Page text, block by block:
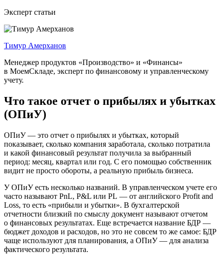
Эксперт статьи
Тимур Амерханов
Менеджер продуктов «Производство» и «Финансы»
в МоемСкладе, эксперт по финансовому и управленческому
учету.
Что такое отчет о прибылях и убытках
(ОПиУ)
ОПиУ — это отчет о прибылях и убытках, который
показывает, сколько компания заработала, сколько потратила
и какой финансовый результат получила за выбранный
период: месяц, квартал или год. С его помощью собственник
видит не просто обороты, а реальную прибыль бизнеса.
У ОПиУ есть несколько названий. В управленческом учете его
часто называют PnL, P&L или PL — от английского Profit and
Loss, то есть «прибыли и убытки». В бухгалтерской
отчетности близкий по смыслу документ называют отчетом
о финансовых результатах. Еще встречается название БДР —
бюджет доходов и расходов, но это не совсем то же самое: БДР
чаще используют для планирования, а ОПиУ — для анализа
фактического результата.